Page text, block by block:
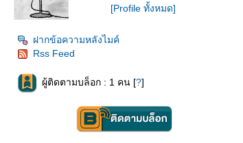
[Profile ทั้งหมด]
ฝากข้อความหลังไมค์
Rss Feed
ผู้ติดตามบล็อก : 1 คน [?]